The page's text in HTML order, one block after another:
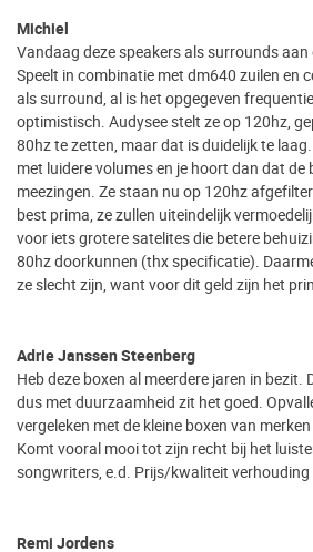
Michiel
Vandaag deze speakers als surrounds
Speelt in combinatie met dm640 zuilen en
als surround, al is het opgegeven
optimistisch. Audysee stelt ze op 120hz,
80hz te zetten, maar dat is duidelijk te
met luidere volumes en je hoort dan dat de
meezingen. Ze staan nu op 120hz
best prima, ze zullen uiteindelijk
voor iets grotere satelites die betere
80hz doorkunnen (thx specificatie).
ze slecht zijn, want voor dit geld zijn het
Adrie Janssen Steenberg
Heb deze boxen al meerdere jaren in bezit.
dus met duurzaamheid zit het goed.
vergeleken met de kleine boxen van
Komt vooral mooi tot zijn recht bij het
songwriters, e.d. Prijs/kwaliteit
Remi Jordens